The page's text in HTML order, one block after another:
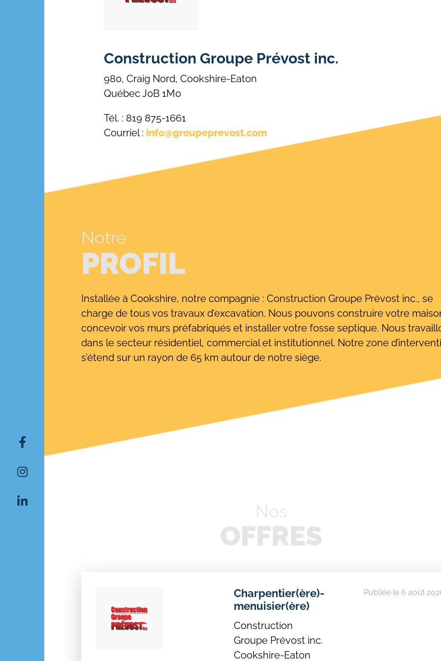
Construction Groupe Prévost inc.
980, Craig Nord, Cookshire-Eaton
Québec J0B 1M0
Tél. : 819 875-1661
Courriel : info@groupeprevost.com
Notre
PROFIL
Installée à Cookshire, notre compagnie : Construction Groupe Prévost inc., se
charge de tous vos travaux d’excavation. Nous pouvons construire votre
concevoir vos murs préfabriqués et installer votre fosse septique. Nous
dans le secteur résidentiel, commercial et institutionnel. Notre zone
s’étend sur un rayon de 65 km autour de notre siège.
Nos
OFFRES
Charpentier(ère)-
menuisier(ère)
Construction
Groupe Prévost inc.
Cookshire-Eaton
Publiée le 6 août
Rechercher: